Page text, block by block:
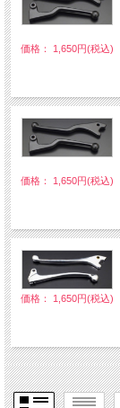
価格： 1,650円(税込)
価格： 1,650円(税込)
価格： 1,650円(税込)